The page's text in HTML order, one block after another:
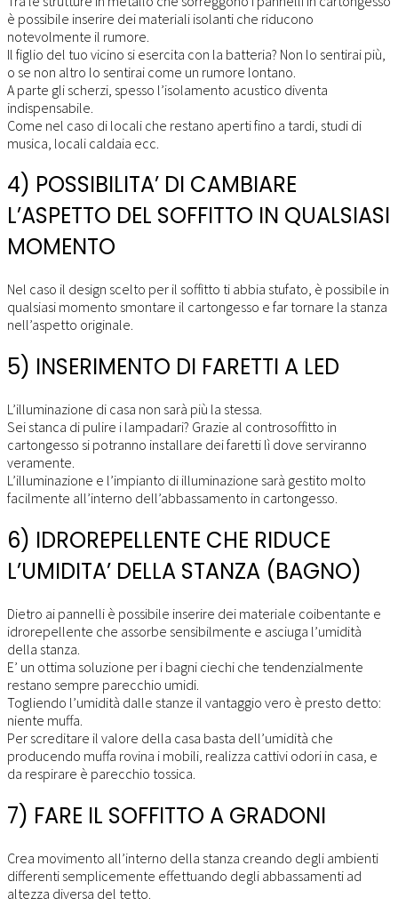
è possibile inserire dei materiali isolanti che riducono
notevolmente il rumore.
Il figlio del tuo vicino si esercita con la batteria? Non lo sentirai più,
o se non altro lo sentirai come un rumore lontano.
A parte gli scherzi, spesso l’isolamento acustico diventa
indispensabile.
Come nel caso di locali che restano aperti fino a tardi, studi di
musica, locali caldaia ecc.
4) POSSIBILITA’ DI CAMBIARE
L’ASPETTO DEL SOFFITTO IN QUALSIASI
MOMENTO
Nel caso il design scelto per il soffitto ti abbia stufato, è possibile in
qualsiasi momento smontare il cartongesso e far tornare la stanza
nell’aspetto originale.
5) INSERIMENTO DI FARETTI A LED
L’illuminazione di casa non sarà più la stessa.
Sei stanca di pulire i lampadari? Grazie al controsoffitto in
cartongesso si potranno installare dei faretti lì dove serviranno
veramente.
L’illuminazione e l’impianto di illuminazione sarà gestito molto
facilmente all’interno dell’abbassamento in cartongesso.
6) IDROREPELLENTE CHE RIDUCE
L’UMIDITA’ DELLA STANZA (BAGNO)
Dietro ai pannelli è possibile inserire dei materiale coibentante e
idrorepellente che assorbe sensibilmente e asciuga l’umidità
della stanza.
E’ un ottima soluzione per i bagni ciechi che tendenzialmente
restano sempre parecchio umidi.
Togliendo l’umidità dalle stanze il vantaggio vero è presto detto:
niente muffa.
Per screditare il valore della casa basta dell’umidità che
producendo muffa rovina i mobili, realizza cattivi odori in casa, e
da respirare è parecchio tossica.
7) FARE IL SOFFITTO A GRADONI
Crea movimento all’interno della stanza creando degli ambienti
differenti semplicemente effettuando degli abbassamenti ad
altezza diversa del tetto.